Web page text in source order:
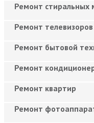
Ремонт стиральных
Ремонт телевизоров
Ремонт бытовой
Ремонт
Ремонт квартир
Ремонт